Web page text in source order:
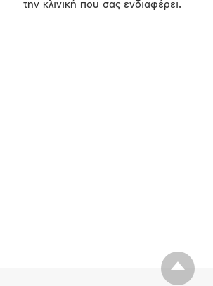
την κλινική που σας ενδιαφέρει.